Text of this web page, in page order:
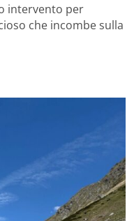
intervento per
che incombe sulla